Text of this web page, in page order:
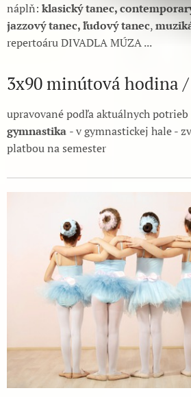
náplň: klasický tanec,
jazzový tanec, ľudový tanec,
repertoáru DIVADLA MÚZA ...
3x90 minútová hodina
upravované podľa aktuálnych potrieb
gymnastika - v gymnastickej hale -
platbou na semester